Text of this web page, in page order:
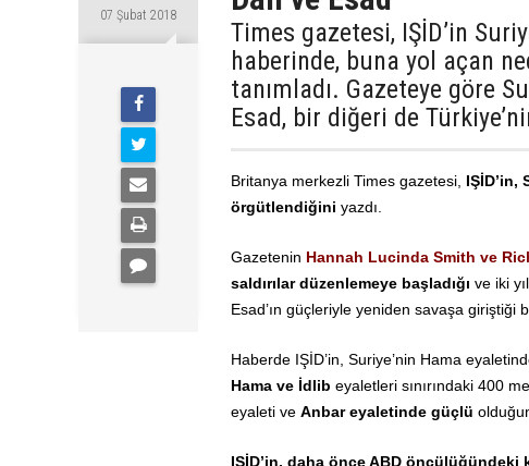
07 Şubat 2018
Times gazetesi, IŞİD’in
haberinde, buna yol açan
tanımladı. Gazeteye göre
Esad, bir diğeri de
Britanya merkezli Times gazetesi, IŞİD’in,
örgütlendiğini yazdı.
Gazetenin Hannah Lucinda Smith ve
saldırılar düzenlemeye başladığı ve iki
Esad’ın güçleriyle yeniden savaşa giriştiği
Haberde IŞİD’in, Suriye’nin Hama
Hama ve İdlib eyaletleri sınırındaki 400
eyaleti ve Anbar eyaletinde güçlü
IŞİD’in, daha önce ABD